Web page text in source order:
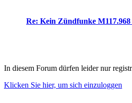
Re: Kein Zündfunke M117.968
In diesem Forum dürfen leider nur
Klicken Sie hier, um sich einzuloggen